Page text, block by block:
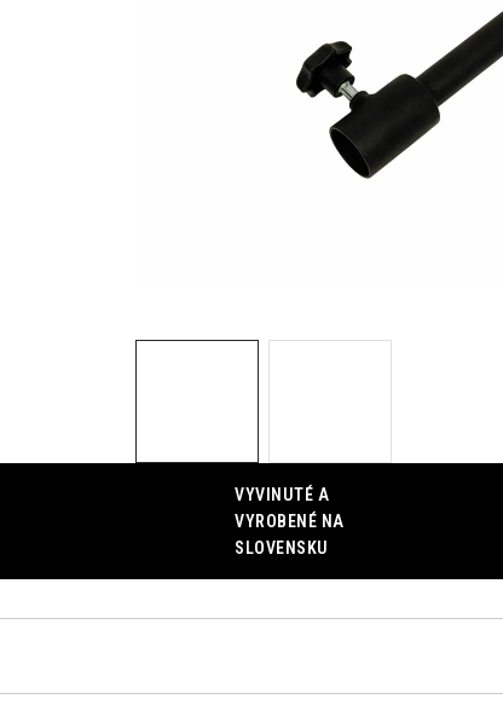
VYVINUTÉ A
VYROBENÉ NA
SLOVENSKU